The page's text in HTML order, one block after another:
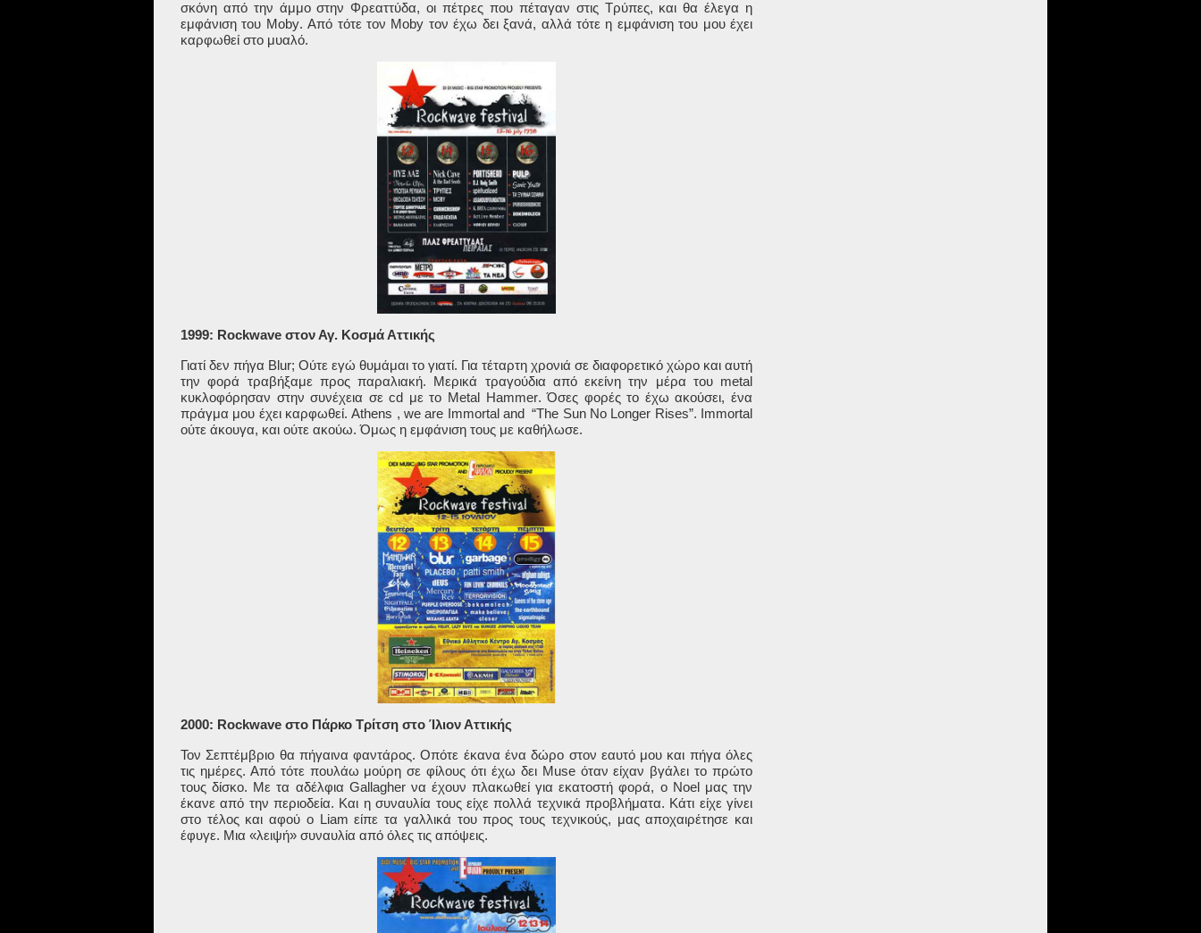
σκόνη από την άμμο στην Φρεαττύδα, οι πέτρες που πέταγαν στις Τρύπες, και θα έλεγα η
εμφάνιση του Moby. Από τότε τον Moby τον έχω δει ξανά, αλλά τότε η εμφάνιση του μου έχει
καρφωθεί στο μυαλό.
1999: Rockwave στον Αγ. Κοσμά Αττικής
Γιατί δεν πήγα Blur; Ούτε εγώ θυμάμαι το γιατί. Για τέταρτη χρονιά σε διαφορετικό χώρο και αυτή
την φορά τραβήξαμε προς παραλιακή. Μερικά τραγούδια από εκείνη την μέρα του metal
κυκλοφόρησαν στην συνέχεια σεcd με το Metal Hammer. Όσες φορές το έχω ακούσει, ένα
πράγμα μου έχει καρφωθεί.Athens , we are Immortal and “The Sun No Longer Rises”. Immortal
ούτε άκουγα, και ούτε ακούω. Όμως η εμφάνιση τους με καθήλωσε.
2000: Rockwave στο Πάρκο Τρίτση στο Ίλιον Αττικής
Τον Σεπτέμβριο θα πήγαινα φαντάρος. Οπότε έκανα ένα δώρο στον εαυτό μου και πήγα όλες
τις ημέρες. Από τότε πουλάω μούρη σε φίλους ότι έχω δει Museόταν είχαν βγάλει το πρώτο
τους δίσκο. Με τα αδέλφια Gallagher να έχουν πλακωθεί για εκατοστή φορά, ο Noel μας την
έκανε από την περιοδεία. Και η συναυλία τους είχε πολλά τεχνικά προβλήματα. Κάτι είχε γίνει
στο τέλος και αφού ο Liam είπε τα γαλλικά του προς τους τεχνικούς, μας αποχαιρέτησε και
έφυγε. Μια «λειψή» συναυλία από όλες τις απόψεις.